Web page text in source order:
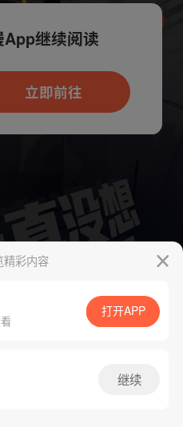
App免费看
腾漫App免费看
精彩内容
打开APP
继续
读，可打开App新用
免费看
继续阅读
立即前往